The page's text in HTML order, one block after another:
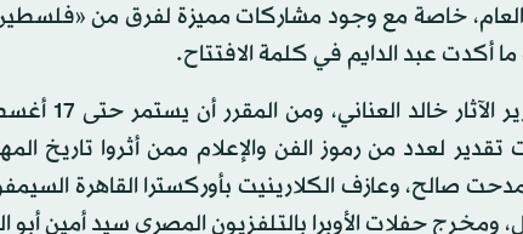
العام، خاصة مع وجود مشاركات مميزة لفرق من
أكدت عبد الدايم في كلمة الافتتاح.
المهرجان
لعدد من رموز الفن والإعلام ممن أثروا تاريخ
صالح، وعازف الكلارينيت بأوركسترا القاهرة
ومخرج حفلات الأوبرا بالتلفزيون المصري سيد أمين أبو